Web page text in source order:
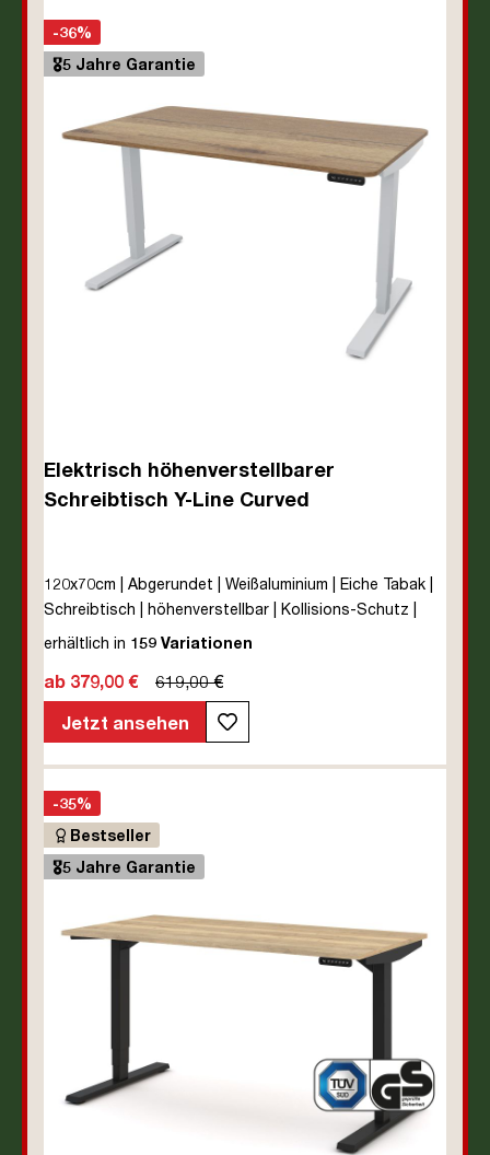
-36%
🎖️5 Jahre Garantie
Elektrisch höhenverstellbarer
Schreibtisch Y-Line Curved
120x70cm | Abgerundet | Weißaluminium | Eiche Tabak |
Schreibtisch | höhenverstellbar | Kollisions-Schutz |
Elektrisch höhenverstellbar | Kindersicherung | Metall |
unmontiert | TÜV© mobiles Arbeiten | bis zu 80 kg | Y-
Line | Y-Line Curved | Steckertyp C
erhältlich in 159 Variationen
ab 379,00 €
619,00 €
Jetzt ansehen
-35%
Bestseller
🎖️5 Jahre Garantie